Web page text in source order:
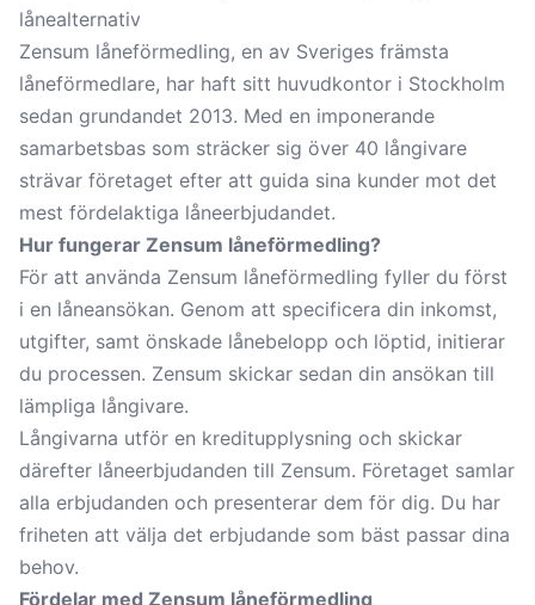
lånealternativ
Zensum låneförmedling, en av Sveriges främsta
låneförmedlare, har haft sitt huvudkontor i Stockholm
sedan grundandet 2013. Med en imponerande
samarbetsbas som sträcker sig över 40 långivare
strävar företaget efter att guida sina kunder mot det
mest fördelaktiga låneerbjudandet.
Hur fungerar Zensum låneförmedling?
För att använda Zensum låneförmedling fyller du först
i en låneansökan. Genom att specificera din inkomst,
utgifter, samt önskade lånebelopp och löptid, initierar
du processen. Zensum skickar sedan din ansökan till
lämpliga långivare.
Långivarna utför en kreditupplysning och skickar
därefter låneerbjudanden till Zensum. Företaget samlar
alla erbjudanden och presenterar dem för dig. Du har
friheten att välja det erbjudande som bäst passar dina
behov.
Fördelar med Zensum låneförmedling